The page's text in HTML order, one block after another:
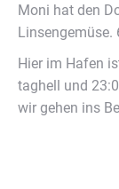
Moni hat den
Linsengemüse.
Hier im Hafen
taghell und
wir gehen ins